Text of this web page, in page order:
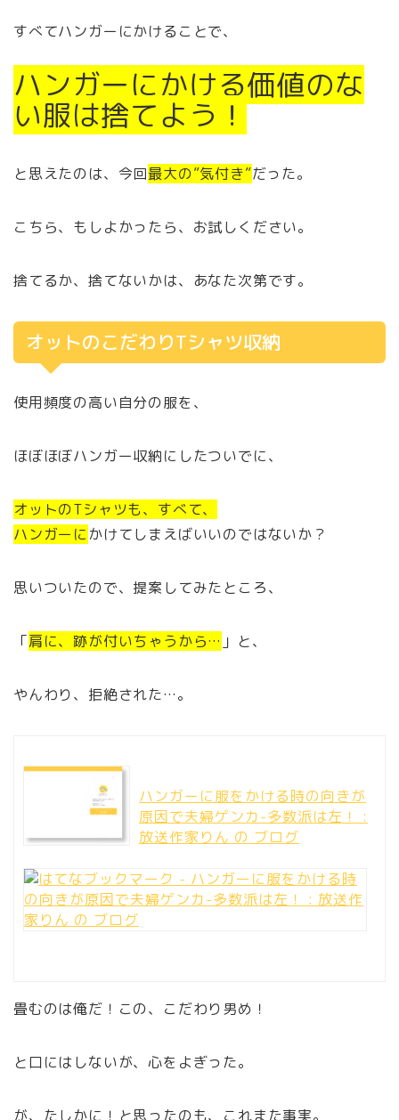
すべてハンガーにかけることで、
ハンガーにかける価値のな
い服は捨てよう！
と思えたのは、今回最大の”気付き”だった。
こちら、もしよかったら、お試しください。
捨てるか、捨てないかは、あなた次第です。
オットのこだわりTシャツ収納
使用頻度の高い自分の服を、
ほぼほぼハンガー収納にしたついでに、
オットのTシャツも、すべて、
ハンガーに かけてしまえばいいのではないか？
思いついたので、提案してみたところ、
「肩に、跡が付いちゃうから… 」と、
やんわり、拒絶された…。
ハンガーに服をかける時の向きが
原因で夫婦ゲンカ-多数派は左！ :
放送作家りん の ブログ
畳むのは俺だ！この、こだわり男め！
と口にはしないが、心をよぎった。
が、たしかに！と思ったのも、これまた事実。